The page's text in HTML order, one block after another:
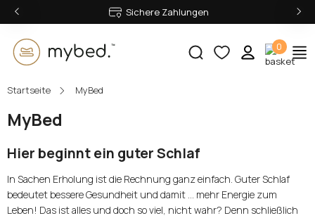
Sichere Zahlungen
‹ ›
0
Startseite MyBed
E-Mail:
Passwort:
MyBed
Hier beginnt ein guter Schlaf
In Sachen Erholung ist die Rechnung ganz einfach. Guter Schlaf
bedeutet bessere Gesundheit und damit … mehr Energie zum
Leben! Das ist alles und doch so viel, nicht wahr? Denn schließlich